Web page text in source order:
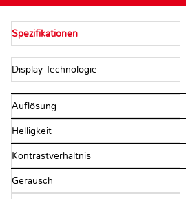
Spezifikationen
Display Technologie
Auflösung
Helligkeit
Kontrastverhältnis
Geräusch